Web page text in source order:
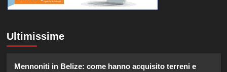
Ultimissime
Mennoniti in Belize: come hanno acquisito terreni e